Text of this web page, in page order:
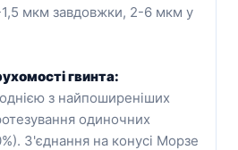
1,5 мкм завдовжки, 2-6 мкм у
гвинта:
з найпоширеніших
одиночних
З'єднання на конусі Морзе